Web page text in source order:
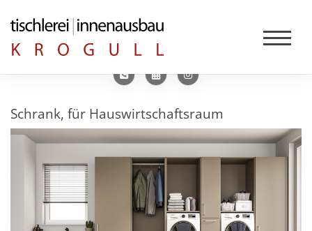
Schrank, für Hauswirtschaftsraum